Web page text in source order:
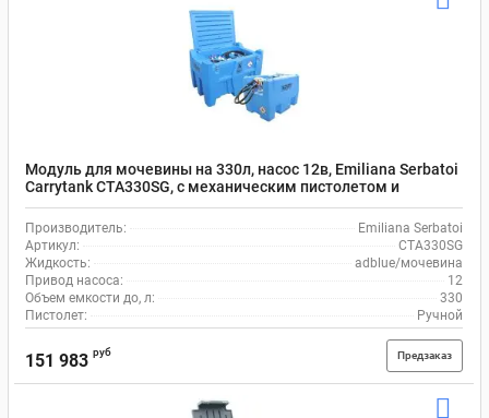
Модуль для мочевины на 330л, насос 12в, Emiliana Serbatoi
Carrytank CTA330SG, с механическим пистолетом и
шлангом на 4 м
Производитель:
Emiliana Serbatoi
Артикул:
CTA330SG
Жидкость:
adblue/мочевина
Привод насоса:
12
Объем емкости до, л:
330
Пистолет:
Ручной
151 983 руб Предзаказ